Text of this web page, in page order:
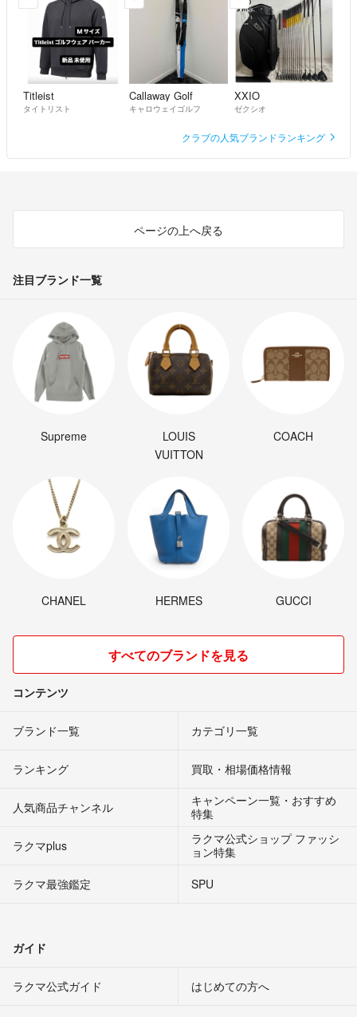
Titleist
タイトリスト
Callaway Golf
キャロウェイゴルフ
XXIO
ゼクシオ
クラブの人気ブランドランキング
ページの上へ戻る
注目ブランド一覧
Supreme
LOUIS
VUITTON
COACH
CHANEL HERMES GUCCI
すべてのブランドを見る
コンテンツ
ブランド一覧 カテゴリ一覧
ランキング 買取・相場価格情報
人気商品チャンネル
キャンペーン一覧・おすすめ
特集
ラクマplus
ラクマ公式ショップ ファッシ
ョン特集
ラクマ最強鑑定
SPU
ガイド
ラクマ公式ガイド はじめての方へ